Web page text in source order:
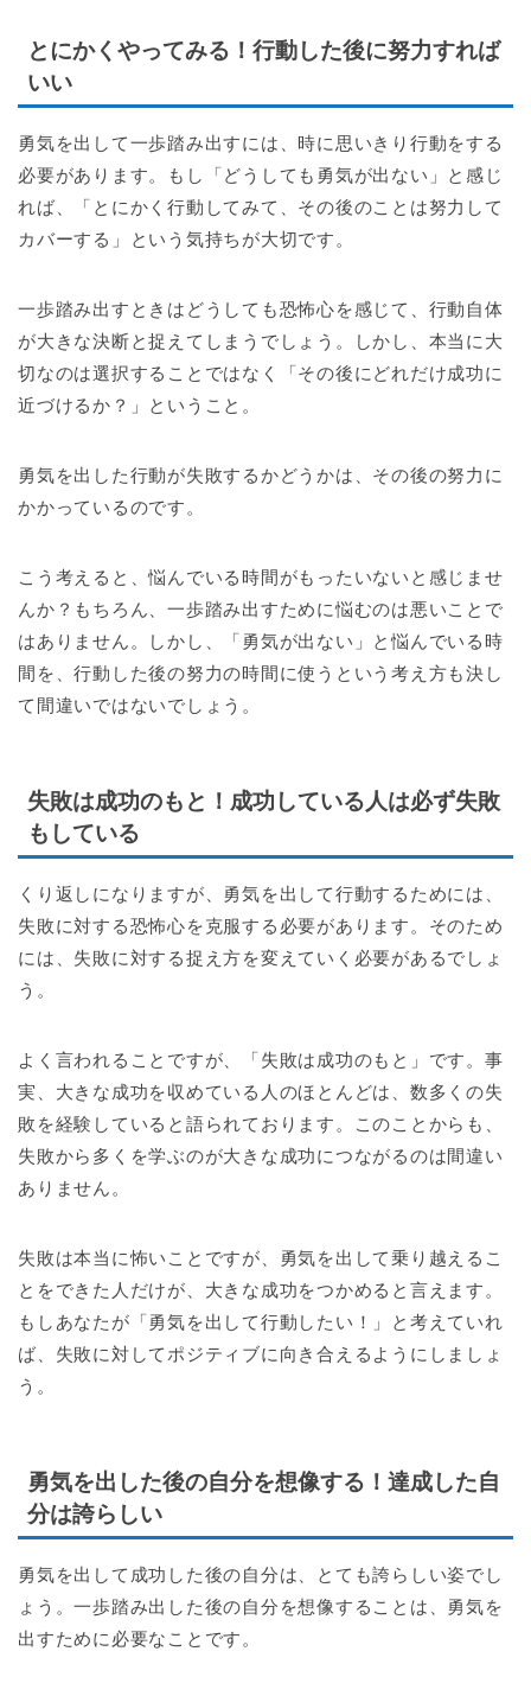
とにかくやってみる！行動した後に努力すれば
いい
勇気を出して一歩踏み出すには、時に思いきり行動をする
必要があります。もし「どうしても勇気が出ない」と感じ
れば、「とにかく行動してみて、その後のことは努力して
カバーする」という気持ちが大切です。
一歩踏み出すときはどうしても恐怖心を感じて、行動自体
が大きな決断と捉えてしまうでしょう。しかし、本当に大
切なのは選択することではなく「その後にどれだけ成功に
近づけるか？」ということ。
勇気を出した行動が失敗するかどうかは、その後の努力に
かかっているのです。
こう考えると、悩んでいる時間がもったいないと感じませ
んか？もちろん、一歩踏み出すために悩むのは悪いことで
はありません。しかし、「勇気が出ない」と悩んでいる時
間を、行動した後の努力の時間に使うという考え方も決し
て間違いではないでしょう。
失敗は成功のもと！成功している人は必ず失敗
もしている
くり返しになりますが、勇気を出して行動するためには、
失敗に対する恐怖心を克服する必要があります。そのため
には、失敗に対する捉え方を変えていく必要があるでしょ
う。
よく言われることですが、「失敗は成功のもと」です。事
実、大きな成功を収めている人のほとんどは、数多くの失
敗を経験していると語られております。このことからも、
失敗から多くを学ぶのが大きな成功につながるのは間違い
ありません。
失敗は本当に怖いことですが、勇気を出して乗り越えるこ
とをできた人だけが、大きな成功をつかめると言えます。
もしあなたが「勇気を出して行動したい！」と考えていれ
ば、失敗に対してポジティブに向き合えるようにしましょ
う。
勇気を出した後の自分を想像する！達成した自
分は誇らしい
勇気を出して成功した後の自分は、とても誇らしい姿でし
ょう。一歩踏み出した後の自分を想像することは、勇気を
出すために必要なことです。